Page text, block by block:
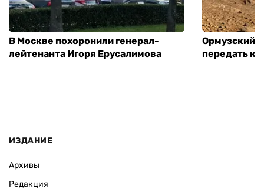
В Москве похоронили генерал-
лейтенанта Игоря Ерусалимова
Ормузский
передать
ИЗДАНИЕ
Архивы
Редакция